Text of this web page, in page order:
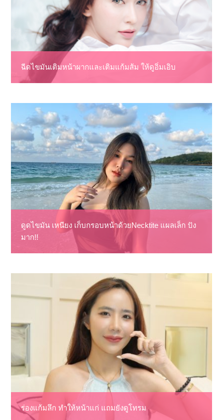
ฉีดไขมันเติมหน้าผากและเติมแก้มส้ม ให้ดูอิ่มเอิบ
ดูดไขมัน เหนียง เก็บกรอบหน้าด้วยNecktite แผลเล็ก ปัง
มาก!!
ร่องแก้มลึก ทำให้หน้าแก่ แถมยังดูโทรม